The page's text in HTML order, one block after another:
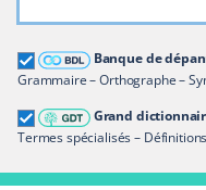
Banque de
Grammaire – Orthographe –
Grand
Termes spécialisés –
Grand
Restreindre aux termes